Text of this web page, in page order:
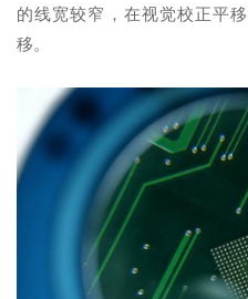
的线宽较窄，在视觉校正平
移。